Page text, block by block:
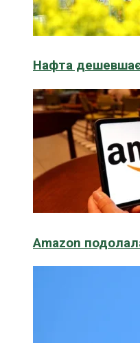
Нафта дешевшає
Amazon